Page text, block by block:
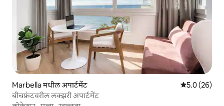
Marbella मधील अपार्टमेंट 5 पैकी 5.0
5.0 (26)
बीचफ्रंटवरील लक्झरी अपार्टमेंट